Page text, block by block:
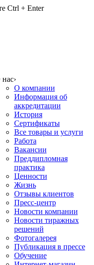
Ctrl + Enter
›
О компании
Информация об
аккредитации
История
Сертификаты
Все товары и услуги
Работа
Вакансии
Преддипломная
практика
Ценности
Жизнь
Отзывы клиентов
Пресс-центр
Новости компании
Новости тиражных
решений
Фотогалерея
Публикация в прессе
Обучение